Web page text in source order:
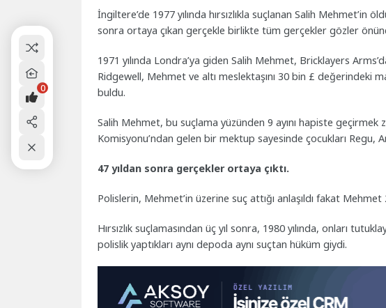
İngiltere’de 1977 yılında hırsızlıkla suçlanan Salih Mehmet’in
sonra ortaya çıkan gerçekle birlikte tüm gerçekler gözler
1971 yılında Londra’ya giden Salih Mehmet, Bricklayers
Ridgewell, Mehmet ve altı meslektaşını 30 bin £ değerindeki
buldu.
Salih Mehmet, bu suçlama yüzünden 9 ayını hapiste geçirmek
Komisyonu’ndan gelen bir mektup sayesinde çocukları Regu,
47 yıldan sonra gerçekler ortaya çıktı.
Polislerin, Mehmet’in üzerine suç attığı anlaşıldı fakat Mehmet
Hırsızlık suçlamasından üç yıl sonra, 1980 yılında, onları
polislik yaptıkları aynı depoda aynı suçtan hüküm giydi.
0